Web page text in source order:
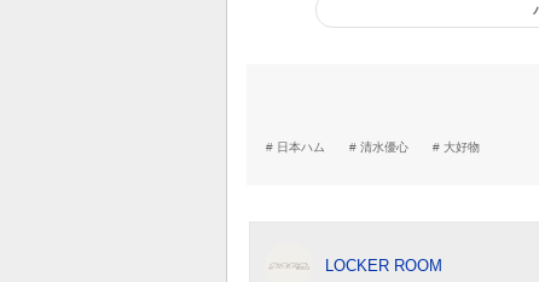
日本ハム 清水優心 大好物
LOCKER ROOM